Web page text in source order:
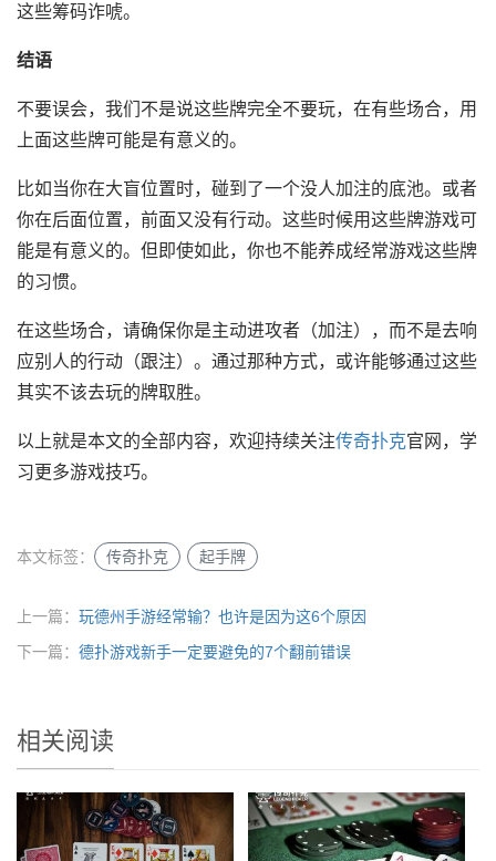
这些筹码诈唬。
结语
不要误会，我们不是说这些牌完全不要玩，在有些场合，用
上面这些牌可能是有意义的。
比如当你在大盲位置时，碰到了一个没人加注的底池。或者
你在后面位置，前面又没有行动。这些时候用这些牌游戏可
能是有意义的。但即使如此，你也不能养成经常游戏这些牌
的习惯。
在这些场合，请确保你是主动进攻者（加注），而不是去响
应别人的行动（跟注）。通过那种方式，或许能够通过这些
其实不该去玩的牌取胜。
以上就是本文的全部内容，欢迎持续关注传奇扑克官网，学
习更多游戏技巧。
本文标签： 传奇扑克 起手牌
上一篇： 玩德州手游经常输？也许是因为这6个原因
下一篇： 德扑游戏新手一定要避免的7个翻前错误
相关阅读